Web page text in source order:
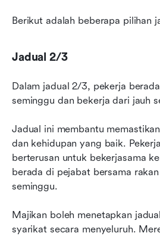
Berikut adalah beberapa pilihan
Jadual 2/3
Dalam jadual 2/3, pekerja
seminggu dan bekerja dari jauh
Jadual ini membantu
dan kehidupan yang baik.
berterusan untuk bekerjasama
berada di pejabat bersama
seminggu.
Majikan boleh menetapkan
syarikat secara menyeluruh.